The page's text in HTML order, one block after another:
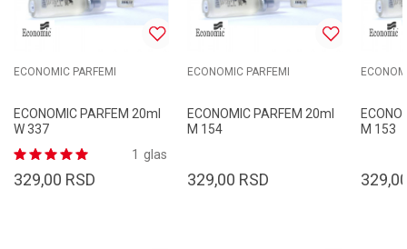
ECONOMIC PARFEMI
ECONOMIC PARFEM 20ml
W 337
glas
1
329,00 RSD
ECONOMIC PARFEMI
ECONOMIC PARFEM 20ml
M 154
329,00 RSD
M 153